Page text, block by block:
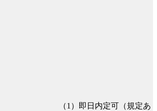
（1）即日内定可（規定あ